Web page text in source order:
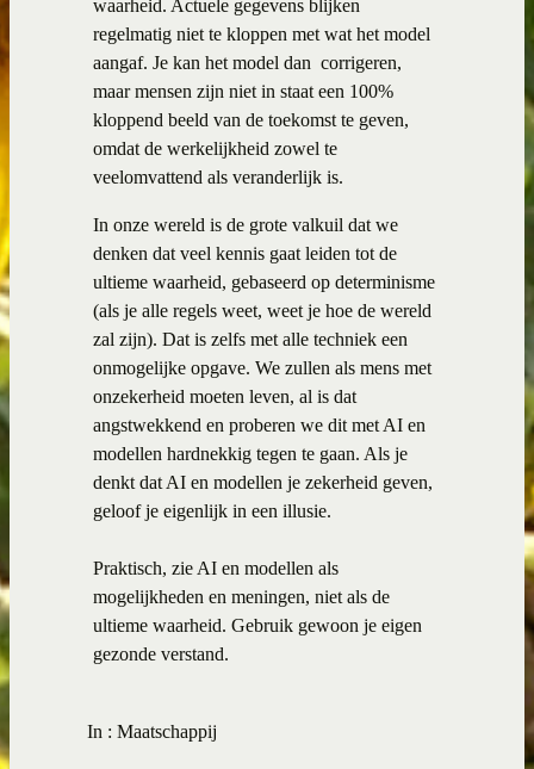
waarheid. Actuele gegevens blijken
regelmatig niet te kloppen met wat het model
aangaf. Je kan het model dan corrigeren,
maar mensen zijn niet in staat een 100%
kloppend beeld van de toekomst te geven,
omdat de werkelijkheid zowel te
veelomvattend als veranderlijk is.
In onze wereld is de grote valkuil dat we
denken dat veel kennis gaat leiden tot de
ultieme waarheid, gebaseerd op determinisme
(als je alle regels weet, weet je hoe de wereld
zal zijn). Dat is zelfs met alle techniek een
onmogelijke opgave. We zullen als mens met
onzekerheid moeten leven, al is dat
angstwekkend en proberen we dit met AI en
modellen hardnekkig tegen te gaan. Als je
denkt dat AI en modellen je zekerheid geven,
geloof je eigenlijk in een illusie.
Praktisch, zie AI en modellen als
mogelijkheden en meningen, niet als de
ultieme waarheid. Gebruik gewoon je eigen
gezonde verstand.
In : Maatschappij